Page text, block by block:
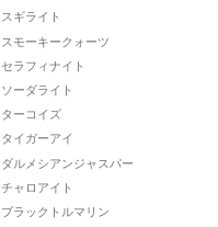
スギライト
スモーキークォーツ
セラフィナイト
ソーダライト
ターコイズ
タイガーアイ
ダルメシアンジャスパー
チャロアイト
ブラックトルマリン